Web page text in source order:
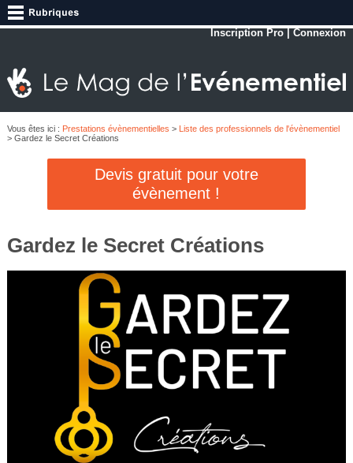
Inscription Pro |Connexion
Vous êtes ici : Prestations évènementielles >
Liste des professionnels de l'évènementiel
> Gardez le Secret Créations
Devis gratuit pour votre
évènement !
Gardez le Secret Créations